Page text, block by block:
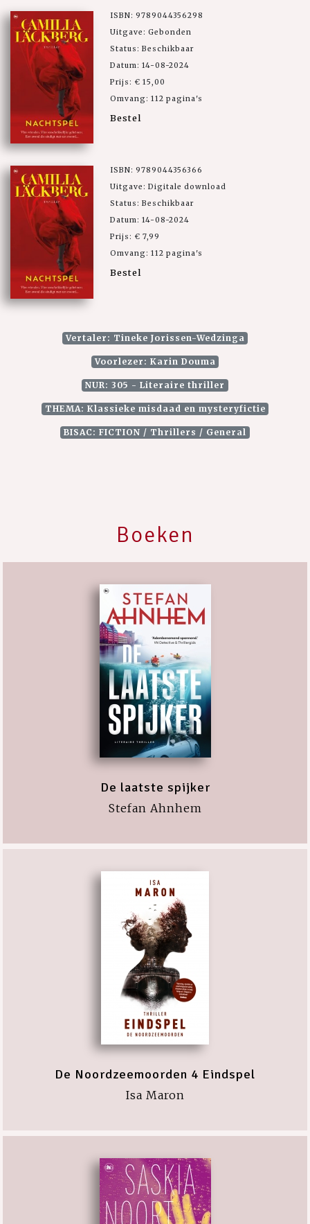
ISBN: 9789044356298
Uitgave: Gebonden
Status: Beschikbaar
Datum: 14-08-2024
Prijs: € 15,00
Omvang: 112 pagina's
Bestel
ISBN: 9789044356366
Uitgave: Digitale download
Status: Beschikbaar
Datum: 14-08-2024
Prijs: € 7,99
Omvang: 112 pagina's
Bestel
Vertaler: Tineke Jorissen-Wedzinga
Voorlezer: Karin Douma
NUR: 305 - Literaire thriller
THEMA: Klassieke misdaad en mysteryfictie
BISAC: FICTION / Thrillers / General
Boeken
De laatste spijker
Stefan Ahnhem
De Noordzeemoorden 4 Eindspel
Isa Maron